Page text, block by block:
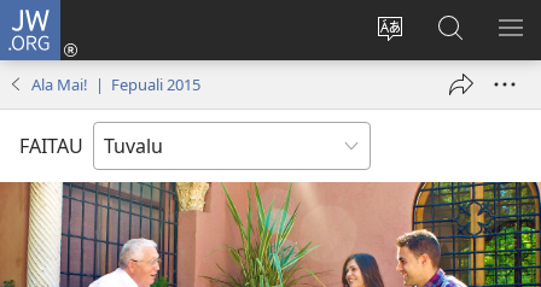
JW.ORG
`Fuli
Fano
new
‵Sala
ki
te
Ala Mai! | Fepuali 2015
FAITAU